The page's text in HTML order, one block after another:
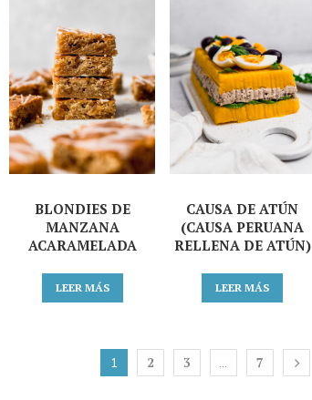
BLONDIES DE
MANZANA
ACARAMELADA
LEER MÁS
CAUSA DE ATÚN
(CAUSA PERUANA
RELLENA DE ATÚN)
LEER MÁS
1 2 3 … 7